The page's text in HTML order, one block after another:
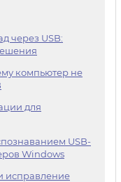
через USB:
компьютер не
для
USB-
Windows
исправление